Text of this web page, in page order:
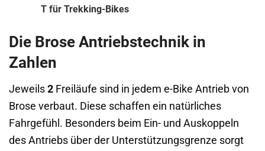
T für Trekking-Bikes
Die Brose Antriebstechnik in
Zahlen
Jeweils 2 Freiläufe sind in jedem e-Bike Antrieb von
Brose verbaut. Diese schaffen ein natürliches
Fahrgefühl. Besonders beim Ein- und Auskoppeln
des Antriebs über der Unterstützungsgrenze sorgt